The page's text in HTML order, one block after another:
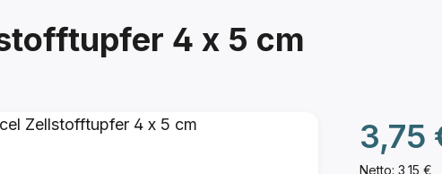
4 x 5 cm
Netto: 3,15 €
Regulärer
3,75